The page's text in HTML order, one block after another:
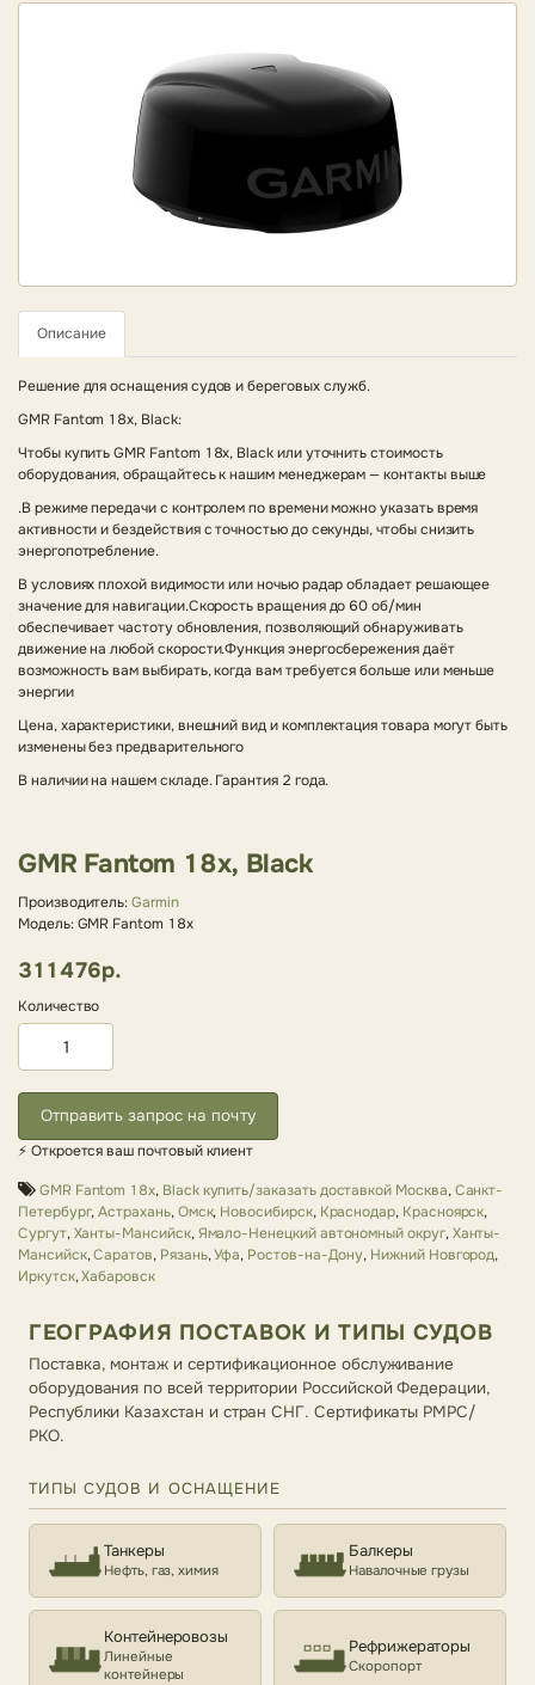
Описание
Решение для оснащения судов и береговых служб.
GMR Fantom 18x, Black:
Чтобы купить GMR Fantom 18x, Black или уточнить стоимость
оборудования, обращайтесь к нашим менеджерам — контакты выше
.В режиме передачи с контролем по времени можно указать время
активности и бездействия с точностью до секунды, чтобы снизить
энергопотребление.
В условиях плохой видимости или ночью радар обладает решающее
значение для навигации.Скорость вращения до 60 об/мин
обеспечивает частоту обновления, позволяющий обнаруживать
движение на любой скорости.Функция энергосбережения даёт
возможность вам выбирать, когда вам требуется больше или меньше
энергии
Цена, характеристики, внешний вид и комплектация товара могут быть
изменены без предварительного
В наличии на нашем складе. Гарантия 2 года.
GMR Fantom 18x, Black
Производитель:Garmin
Модель: GMR Fantom 18x
311476р.
Количество
Отправить запрос на почту
⚡ Откроется ваш почтовый клиент
GMR Fantom 18x, Black купить/заказать доставкой Москва,Санкт-
Петербург,Астрахань,Омск, Новосибирск, Краснодар, Красноярск,
Сургут,Ханты-Мансийск,Ямало-Ненецкий автономный округ,Ханты-
Мансийск,Саратов, Рязань,Уфа, Ростов-на-Дону, Нижний Новгород,
Иркутск,Хабаровск
ГЕОГРАФИЯ ПОСТАВОК И ТИПЫ СУДОВ
Поставка, монтаж и сертификационное обслуживание
оборудования по всей территории Российской Федерации,
Республики Казахстан и стран СНГ. Сертификаты РМРС/
РКО.
ТИПЫ СУДОВ И ОСНАЩЕНИЕ
Танкеры
Нефть, газ, химия
Балкеры
Навалочные грузы
Контейнеровозы
Линейные
контейнеры
Рефрижераторы
Скоропорт